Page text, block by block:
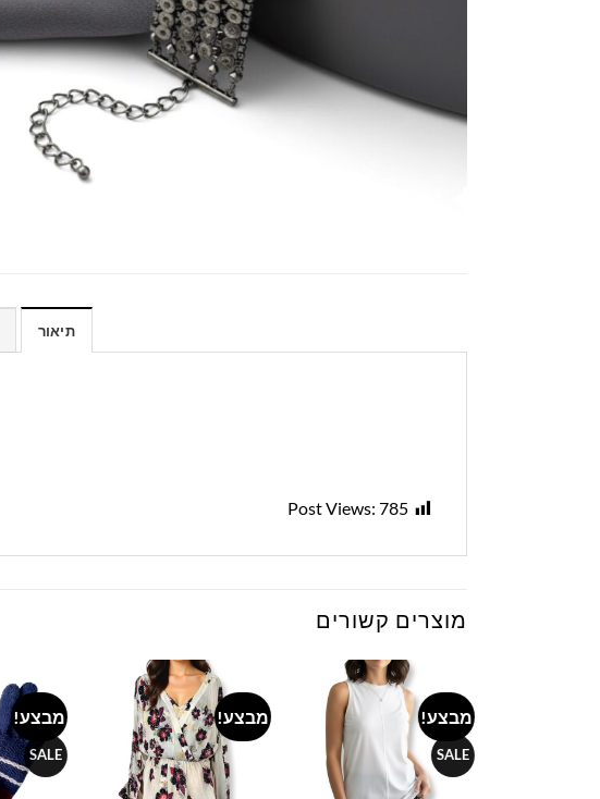
תיאור
Post Views: 785
מוצרים קשורים
מבצע!
SALE
Add to
wishlist
מבצע! מבצע!
SALE